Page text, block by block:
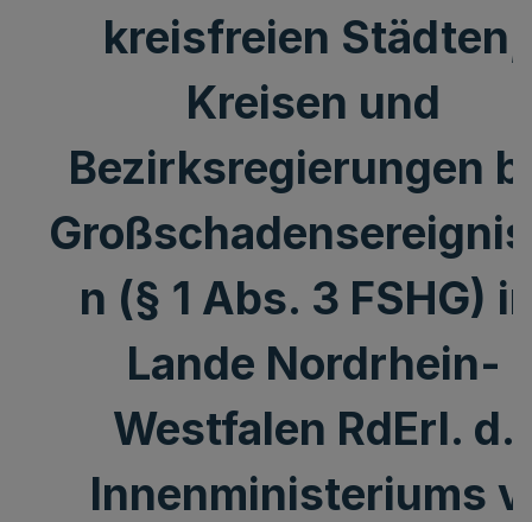
kreisfreien Städten,
Kreisen und
Bezirksregierungen
n (§ 1 Abs. 3 FSHG)
Lande Nordrhein-
Westfalen RdErl. d.
Innenministeriums